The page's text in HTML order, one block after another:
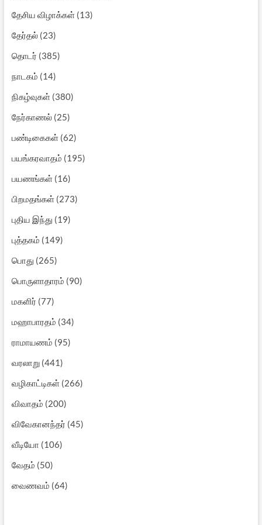
தேசிய விழாக்கள்(13)
தேர்தல்(23)
தொடர் (385)
நாடகம் (14)
நிகழ்வுகள்(380)
நேர்காணல்(25)
பண்டிகைகள்(62)
பயங்கரவாதம் (195)
பயணங்கள்(16)
பிறமதங்கள்(273)
புதிய இந்து (19)
புத்தகம் (149)
பொது (265)
பொருளாதாரம் (90)
மகளிர் (77)
மஹாபாரதம் (34)
ராமாயணம் (95)
வரலாறு(441)
வழிகாட்டிகள்(266)
விவாதம் (200)
விவேகானந்தர் (45)
வீடியோ (106)
வேதம் (50)
வைணவம் (64)